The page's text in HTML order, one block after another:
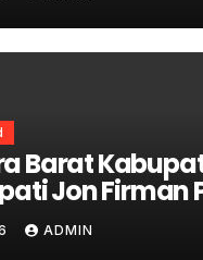
Barat
Jon Firman
Sensus
Bergulir di
ADMIN